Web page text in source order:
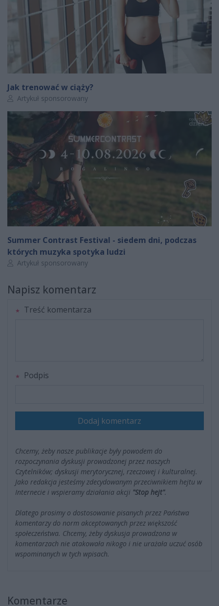
Jak trenować w ciąży?
Autor artykułu:
Artykuł sponsorowany
Summer Contrast Festival - siedem dni, podczas
których muzyka spotyka ludzi
Autor artykułu:
Artykuł sponsorowany
Napisz komentarz
Treść komentarza
Podpis
Dodaj komentarz
Chcemy, żeby nasze publikacje były powodem do
rozpoczynania dyskusji prowadzonej przez naszych
Czytelników; dyskusji merytorycznej, rzeczowej i kulturalnej.
Jako redakcja jesteśmy zdecydowanym przeciwnikiem hejtu w
Internecie i wspieramy działania akcji "Stop hejt".
Dlatego prosimy o dostosowanie pisanych przez Państwa
komentarzy do norm akceptowanych przez większość
społeczeństwa. Chcemy, żeby dyskusja prowadzona w
komentarzach nie atakowała nikogo i nie urażała uczuć osób
wspominanych w tych wpisach.
Komentarze